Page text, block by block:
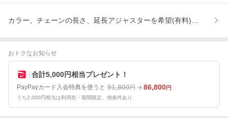
カラー、チェーンの長さ、延長アジャスターを希望(有料)、ラッピ
おトクなお知らせ
合計5,000円相当プレゼント！
PayPayカード入会特典を使うと 91,800円 86,800円
うち2,000円相当は利用先・期間限定。他条件あり